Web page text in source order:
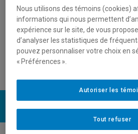
Seules les pièces en format PDF
Consultez la pageDépôt des
l'admissionpour connaître
UQAM
Nous joindre
Nous utilisons des témoins (cookies)
informations qui nous permettent
expérience sur le site, de vous
d’analyser les statistiques de
pouvez personnaliser votre choix en
« Préférences ».
Tout refuser
Autoriser les